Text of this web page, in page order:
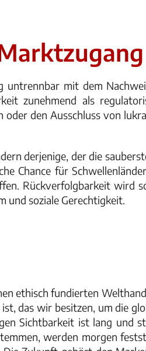
untrennbar mit dem
zunehmend als
den Ausschluss von
derjenige, der die
Chance für
Rückverfolgbarkeit wird
und soziale Gerechtigkeit.
ethisch fundierten
das wir besitzen, um die
Sichtbarkeit ist lang und
werden morgen